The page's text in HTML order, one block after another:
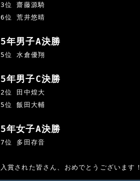
3位 齋藤源騎
6位 荒井悠晴
5年男子A決勝
5位 水倉優翔
5年男子C決勝
2位 田中煌大
5位 飯田大輔
5年女子A決勝
7位 多田存音
入賞された皆さん、おめでとうございます！